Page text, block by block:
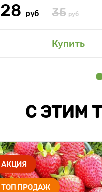
28 руб 35 руб
Купить
С ЭТИМ
АКЦИЯ
ТОП ПРОДАЖ